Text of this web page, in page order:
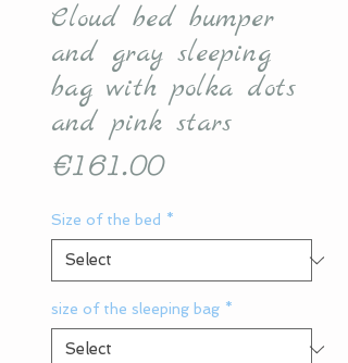
Cloud bed bumper
and gray sleeping
bag with polka dots
and pink stars
€161.00Price
Size of the bed *
size of the sleeping bag *